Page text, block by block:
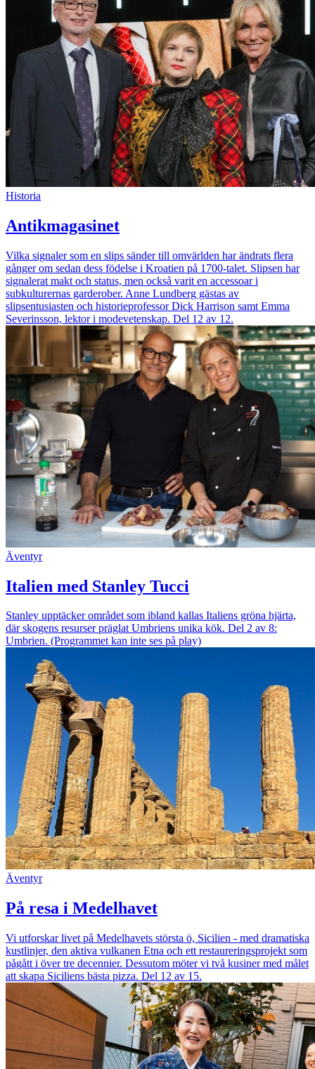
Historia
Antikmagasinet
Vilka signaler som en slips sänder till omvärlden har ändrats flera
gånger om sedan dess födelse i Kroatien på 1700-talet. Slipsen har
signalerat makt och status, men också varit en accessoar i
subkulturernas garderober. Anne Lundberg gästas av
slipsentusiasten och historieprofessor Dick Harrison samt Emma
Severinsson, lektor i modevetenskap. Del 12 av 12.
Äventyr
Italien med Stanley Tucci
Stanley upptäcker området som ibland kallas Italiens gröna hjärta,
där skogens resurser präglat Umbriens unika kök. Del 2 av 8:
Umbrien. (Programmet kan inte ses på play)
Äventyr
På resa i Medelhavet
Vi utforskar livet på Medelhavets största ö, Sicilien - med dramatiska
kustlinjer, den aktiva vulkanen Etna och ett restaureringsprojekt som
pågått i över tre decennier. Dessutom möter vi två kusiner med målet
att skapa Siciliens bästa pizza. Del 12 av 15.